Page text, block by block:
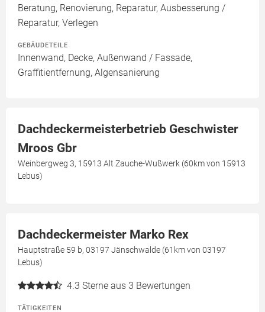
Beratung, Renovierung, Reparatur, Ausbesserung /
Reparatur, Verlegen
GEBÄUDETEILE
Innenwand, Decke, Außenwand / Fassade,
Graffitientfernung, Algensanierung
Dachdeckermeisterbetrieb Geschwister
Mroos Gbr
Weinbergweg 3, 15913 Alt Zauche-Wußwerk (60km von 15913
Lebus)
Dachdeckermeister Marko Rex
Hauptstraße 59 b, 03197 Jänschwalde (61km von 03197
Lebus)
4.3 Sterne aus 3 Bewertungen
TÄTIGKEITEN